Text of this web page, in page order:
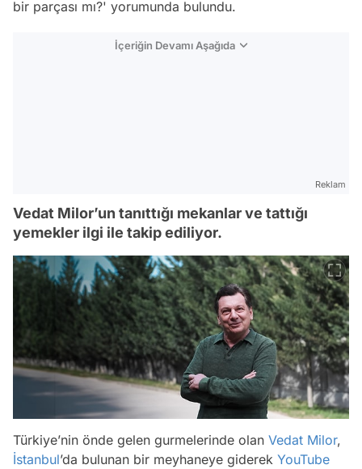
bir parçası mı?' yorumunda bulundu.
İçeriğin Devamı Aşağıda
Reklam
Vedat Milor’un tanıttığı mekanlar ve tattığı
yemekler ilgi ile takip ediliyor.
Türkiye’nin önde gelen gurmelerinde olan Vedat Milor,
İstanbul’da bulunan bir meyhaneye giderek YouTube